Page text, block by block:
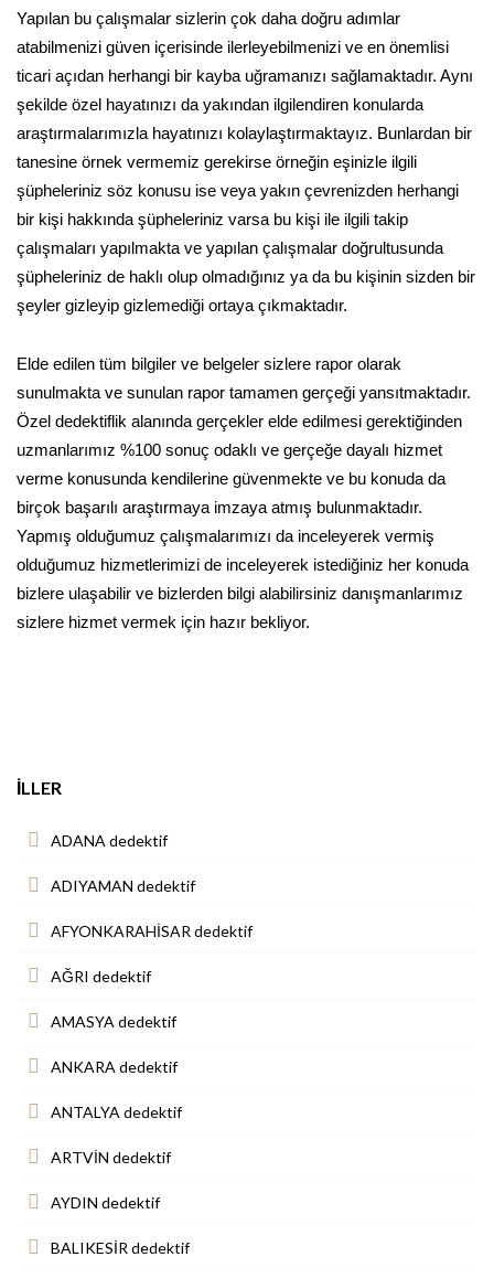
Yapılan bu çalışmalar sizlerin çok daha doğru adımlar
atabilmenizi güven içerisinde ilerleyebilmenizi ve en önemlisi
ticari açıdan herhangi bir kayba uğramanızı sağlamaktadır. Aynı
şekilde özel hayatınızı da yakından ilgilendiren konularda
araştırmalarımızla hayatınızı kolaylaştırmaktayız. Bunlardan bir
tanesine örnek vermemiz gerekirse örneğin eşinizle ilgili
şüpheleriniz söz konusu ise veya yakın çevrenizden herhangi
bir kişi hakkında şüpheleriniz varsa bu kişi ile ilgili takip
çalışmaları yapılmakta ve yapılan çalışmalar doğrultusunda
şüpheleriniz de haklı olup olmadığınız ya da bu kişinin sizden bir
şeyler gizleyip gizlemediği ortaya çıkmaktadır.
Elde edilen tüm bilgiler ve belgeler sizlere rapor olarak
sunulmakta ve sunulan rapor tamamen gerçeği yansıtmaktadır.
Özel dedektiflik alanında gerçekler elde edilmesi gerektiğinden
uzmanlarımız %100 sonuç odaklı ve gerçeğe dayalı hizmet
verme konusunda kendilerine güvenmekte ve bu konuda da
birçok başarılı araştırmaya imzaya atmış bulunmaktadır.
Yapmış olduğumuz çalışmalarımızı da inceleyerek vermiş
olduğumuz hizmetlerimizi de inceleyerek istediğiniz her konuda
bizlere ulaşabilir ve bizlerden bilgi alabilirsiniz danışmanlarımız
sizlere hizmet vermek için hazır bekliyor.
İLLER
ADANA dedektif
ADIYAMAN dedektif
AFYONKARAHİSAR dedektif
AĞRI dedektif
AMASYA dedektif
ANKARA dedektif
ANTALYA dedektif
ARTVİN dedektif
AYDIN dedektif
BALIKESİR dedektif